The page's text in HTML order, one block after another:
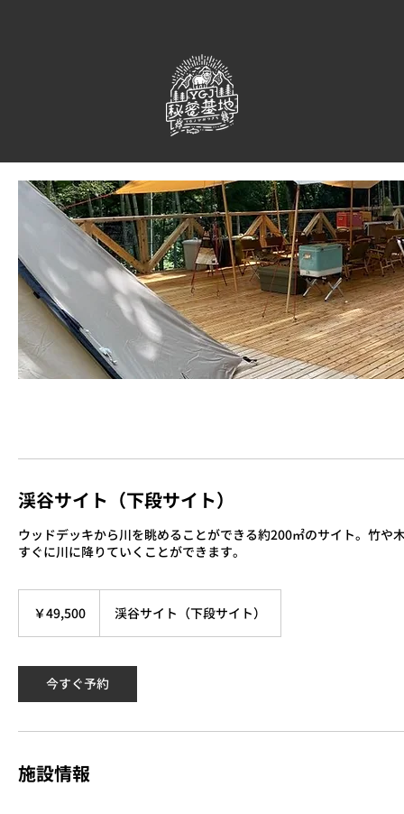
渓谷サイト（下段サイト）
ウッドデッキから川を眺めることができる約200㎡のサイト。竹や
すぐに川に降りていくことができます。
￥49,500 渓谷サイト（下段サイト）
今すぐ予約
施設情報